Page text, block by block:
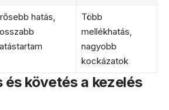
hatás,
Több
mellékhatás,
nagyobb
kockázatok
követés a kezelés